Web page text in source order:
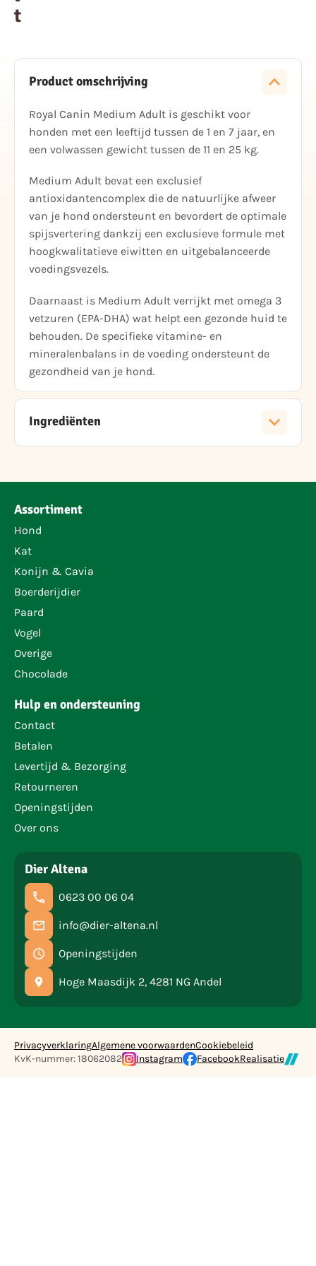
t
Product omschrijving
Royal Canin Medium Adult is geschikt voor
honden met een leeftijd tussen de 1 en 7 jaar, en
een volwassen gewicht tussen de 11 en 25 kg.
Medium Adult bevat een exclusief
antioxidantencomplex die de natuurlijke afweer
van je hond ondersteunt en bevordert de optimale
spijsvertering dankzij een exclusieve formule met
hoogkwalitatieve eiwitten en uitgebalanceerde
voedingsvezels.
Daarnaast is Medium Adult verrijkt met omega 3
vetzuren (EPA-DHA) wat helpt een gezonde huid te
behouden. De specifieke vitamine- en
mineralenbalans in de voeding ondersteunt de
gezondheid van je hond.
Ingrediënten
Assortiment
Hond
Kat
Konijn & Cavia
Boerderijdier
Paard
Vogel
Overige
Chocolade
Hulp en ondersteuning
Contact
Betalen
Levertijd & Bezorging
Retourneren
Openingstijden
Over ons
Dier Altena
0623 00 06 04
info@dier-altena.nl
Openingstijden
Hoge Maasdijk 2, 4281 NG Andel
PrivacyverklaringAlgemene voorwaardenCookiebeleid
KvK-nummer: 18062082
Instagram FacebookRealisatie